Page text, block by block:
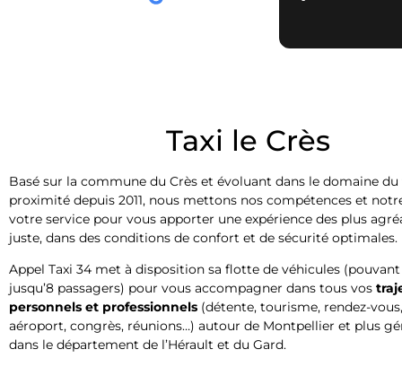
Taxi le Crès
Basé sur la commune du Crès et évoluant dans le domaine
proximité depuis 2011, nous mettons nos compétences et
votre service pour vous apporter une expérience des plus
juste, dans des conditions de confort et de sécurité optimales.
Appel Taxi 34 met à disposition sa flotte de véhicules
jusqu’8 passagers) pour vous accompagner dans tous vos
personnels et professionnels (détente, tourisme, rendez-
aéroport, congrès, réunions…) autour de Montpellier et plus
dans le département de l’Hérault et du Gard.